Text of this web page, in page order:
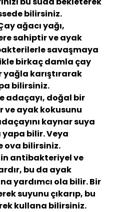
bilirsiniz.
ağacı yağı,
sahiptir ve ayak
savaşmaya
birkaç damla çay
yağla karıştırarak
bilirsiniz.
adaçayı, doğal bir
ayak kokusunu
kaynar suya
yapa bilir. Veya
ova bilirsiniz.
antibakteriyel ve
bu da ayak
yardımcı ola bilir. Bir
suyunu çıkarıp, bu
kullana bilirsiniz.